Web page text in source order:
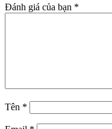
Đánh giá của bạn *
Tên *